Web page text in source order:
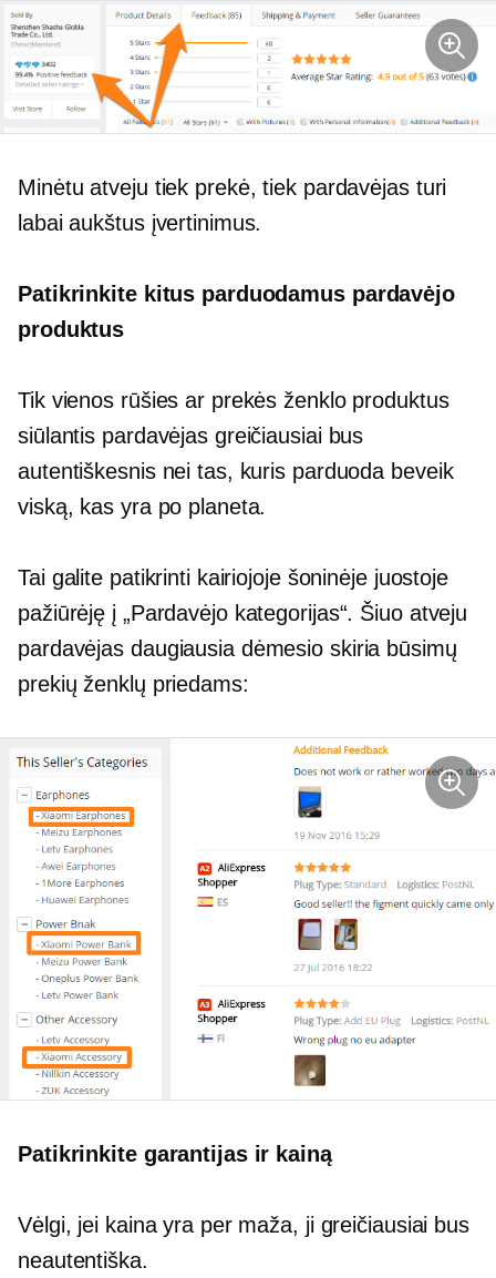
Minėtu atveju tiek prekė, tiek pardavėjas turi
labai aukštus įvertinimus.
Patikrinkite kitus parduodamus pardavėjo
produktus
Tik vienos rūšies ar prekės ženklo produktus
siūlantis pardavėjas greičiausiai bus
autentiškesnis nei tas, kuris parduoda beveik
viską, kas yra po planeta.
Tai galite patikrinti kairiojoje šoninėje juostoje
pažiūrėję į „Pardavėjo kategorijas“. Šiuo atveju
pardavėjas daugiausia dėmesio skiria būsimų
prekių ženklų priedams:
Patikrinkite garantijas ir kainą
Vėlgi, jei kaina yra per maža, ji greičiausiai bus
neautentiška.